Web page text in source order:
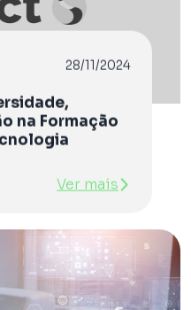
28/11/2024
na Formação
Ver mais